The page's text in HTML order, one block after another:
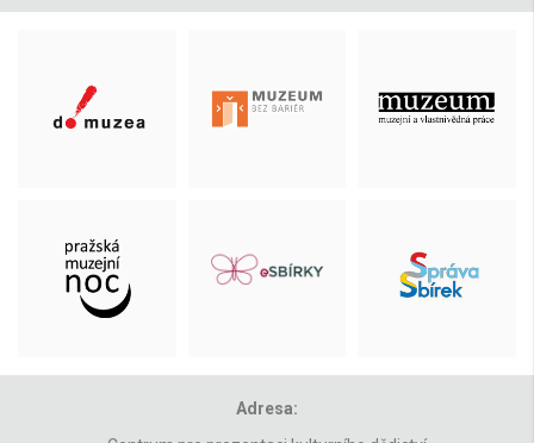
Adresa: